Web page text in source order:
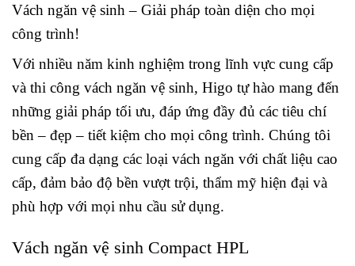
Vách ngăn vệ sinh – Giải pháp toàn diện cho mọi
công trình!
Với nhiều năm kinh nghiệm trong lĩnh vực cung cấp
và thi công vách ngăn vệ sinh, Higo tự hào mang đến
những giải pháp tối ưu, đáp ứng đầy đủ các tiêu chí
bền – đẹp – tiết kiệm cho mọi công trình. Chúng tôi
cung cấp đa dạng các loại vách ngăn với chất liệu cao
cấp, đảm bảo độ bền vượt trội, thẩm mỹ hiện đại và
phù hợp với mọi nhu cầu sử dụng.
Vách ngăn vệ sinh Compact HPL